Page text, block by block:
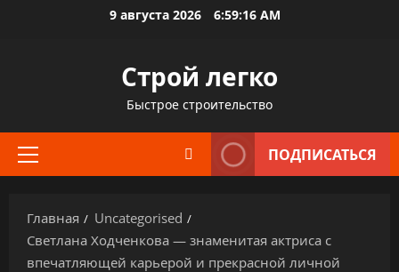
9 августа 2026 6:59:17 AM
Строй легко
Быстрое строительство
Основное
ПОДПИСАТЬСЯ
Главная
Uncategorised
Светлана Ходченкова — знаменитая актриса с
впечатляющей карьерой и прекрасной личной